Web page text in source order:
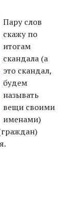
Пару слов
скажу по
итогам
скандала (а
это скандал,
будем
называть
вещи своими
именами)